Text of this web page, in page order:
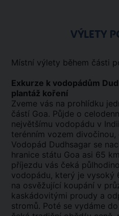
VÝLETY
Místní výlety během části
Exkurze k vodopádům
plantáž koření
Zveme vás na prohlídku
částí Goa. Půjde o
největšímu vodopádu v
terénním vozem
Vodopád Dudhsagar se
hranice státu Goa asi 65
příjezdu vás čeká
vodopádu, který je vysoký
na osvěžující koupání v
kaskádovitými proudy a
stromů. Poté se vydáme